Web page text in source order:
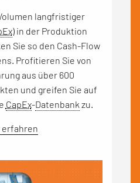
langfristiger
) in der Produktion
Sie so den Cash-Flow
Profitieren Sie von
aus über 600
und greifen Sie auf
CapEx-Datenbank zu.
erfahren